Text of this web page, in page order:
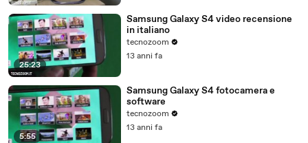
25:23
Samsung Galaxy S4 video recensione
in italiano
tecnozoom
13 anni fa
5:55
Samsung Galaxy S4 fotocamera e
software
tecnozoom
13 anni fa